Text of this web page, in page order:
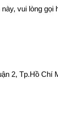
vui lòng
2, Tp.Hồ Chí